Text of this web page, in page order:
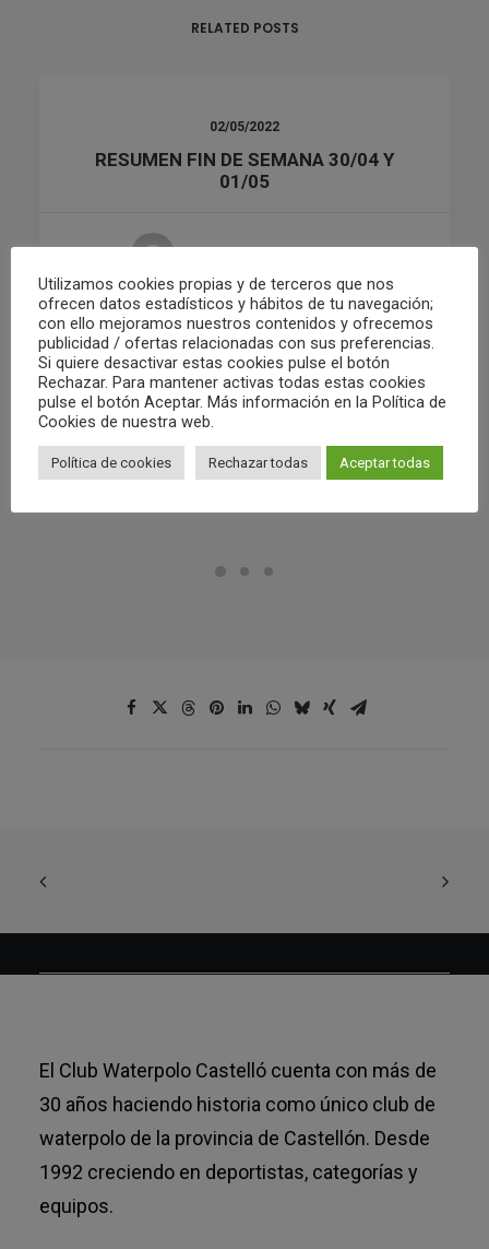
RELATED POSTS
02/05/2022
RESUMEN FIN DE SEMANA 30/04 Y
01/05
El Club Waterpolo Castelló cuenta con más de
30 años haciendo historia como único club de
waterpolo de la provincia de Castellón. Desde
1992 creciendo en deportistas, categorías y
equipos.
Utilizamos cookies propias y de terceros que nos
ofrecen datos estadísticos y hábitos de tu navegación;
con ello mejoramos nuestros contenidos y ofrecemos
publicidad / ofertas relacionadas con sus preferencias.
Si quiere desactivar estas cookies pulse el botón
Rechazar. Para mantener activas todas estas cookies
pulse el botón Aceptar. Más información en la Política de
Cookies de nuestra web.
Política de cookies Rechazar todas Aceptar todas